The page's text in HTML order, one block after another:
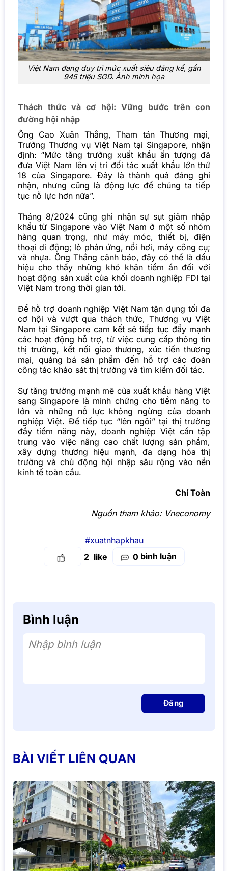
Việt Nam đang duy trì mức xuất siêu đáng kể, gần
945 triệu SGD. Ảnh minh họa
Thách thức và cơ hội: Vững bước trên con
đường hội nhập
Ông Cao Xuân Thắng, Tham tán Thương mại,
Trưởng Thương vụ Việt Nam tại Singapore, nhận
định: “Mức tăng trưởng xuất khẩu ấn tượng đã
đưa Việt Nam lên vị trí đối tác xuất khẩu lớn thứ
18 của Singapore. Đây là thành quả đáng ghi
nhận, nhưng cũng là động lực để chúng ta tiếp
tục nỗ lực hơn nữa”.
Tháng 8/2024 cũng ghi nhận sự sụt giảm nhập
khẩu từ Singapore vào Việt Nam ở một số nhóm
hàng quan trọng, như máy móc, thiết bị, điện
thoại di động; lò phản ứng, nồi hơi, máy công cụ;
và nhựa. Ông Thắng cảnh báo, đây có thể là dấu
hiệu cho thấy những khó khăn tiềm ẩn đối với
hoạt động sản xuất của khối doanh nghiệp FDI tại
Việt Nam trong thời gian tới.
Để hỗ trợ doanh nghiệp Việt Nam tận dụng tối đa
cơ hội và vượt qua thách thức, Thương vụ Việt
Nam tại Singapore cam kết sẽ tiếp tục đẩy mạnh
các hoạt động hỗ trợ, từ việc cung cấp thông tin
thị trường, kết nối giao thương, xúc tiến thương
mại, quảng bá sản phẩm đến hỗ trợ các đoàn
công tác khảo sát thị trường và tìm kiếm đối tác.
Sự tăng trưởng mạnh mẽ của xuất khẩu hàng Việt
sang Singapore là minh chứng cho tiềm năng to
lớn và những nỗ lực không ngừng của doanh
nghiệp Việt. Để tiếp tục “lên ngôi” tại thị trường
đầy tiềm năng này, doanh nghiệp Việt cần tập
trung vào việc nâng cao chất lượng sản phẩm,
xây dựng thương hiệu mạnh, đa dạng hóa thị
trường và chủ động hội nhập sâu rộng vào nền
kinh tế toàn cầu.
Chí Toàn
Nguồn tham khảo: Vneconomy
#xuatnhapkhau
2
0 bình luận
Bình luận
Nhập bình luận
Đăng
BÀI VIẾT LIÊN QUAN